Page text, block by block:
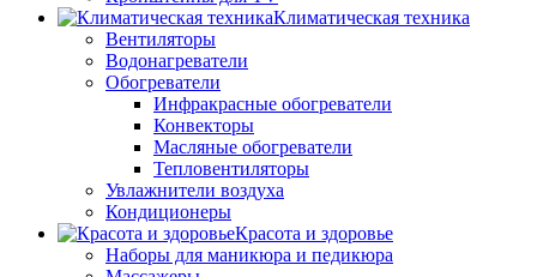
Климатическая техника
Вентиляторы
Водонагреватели
Обогреватели
Инфракрасные обогреватели
Конвекторы
Масляные обогреватели
Тепловентиляторы
Увлажнители воздуха
Кондиционеры
Красота и здоровье
Наборы для маникюра и педикюра